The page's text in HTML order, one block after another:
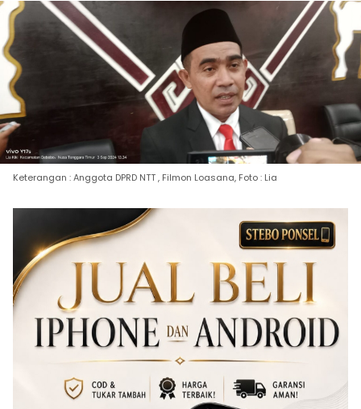
Keterangan : Anggota DPRD NTT , Filmon Loasana, Foto : Lia